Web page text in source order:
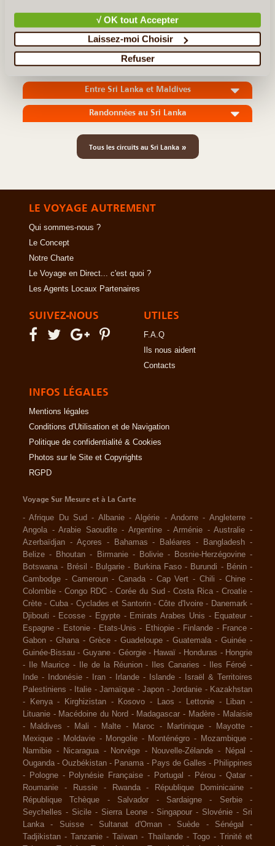
√ OK tout Accepter
Laissez-moi Choisir
Refuser
En détail ≻
L’hiver au Sri Lanka en famille
Entre Sri Lanka et Maldives
Randonnées au Sri Lanka
Tous les circuits au Sri Lanka»
LE VOYAGE AUTREMENT
Qui sommes-nous ?
Le Concept
Notre Charte
Le Voyage en Direct... c'est quoi ?
Les Agents Locaux Partenaires
SUIVEZ-NOUS UTILES
F.A.Q
Ils nous aident
Contacts
INFOS LÉGALES
Mentions légales
Conditions d'Utilisation et de Navigation
Politique de confidentialité & Cookies
Photos sur le Site et Copyrights
RGPD
Voyage Sur Mesure et à La Carte
-Afrique Du Sud - Albanie -Algérie -Andorre - Angleterre -
Angola -Arabie Saoudite -Argentine -Arménie -Australie -
Azerbaïdjan - Açores - Bahamas - Baléares - Bangladesh -
Belize - Bhoutan - Birmanie - Bolivie - Bosnie-Herzégovine -
Botswana - Brésil - Bulgarie - Burkina Faso - Burundi - Bénin -
Cambodge - Cameroun - Canada - Cap Vert - Chili -Chine -
Colombie - Congo RDC - Corée du Sud -Costa Rica -Croatie -
Crète - Cuba - Cyclades et Santorin -Côte d'Ivoire - Danemark -
Djibouti - Ecosse - Egypte - Emirats Arabes Unis - Equateur -
Espagne - Estonie - Etats-Unis - Ethiopie - Finlande - France -
Gabon - Ghana - Grèce - Guadeloupe - Guatemala - Guinée -
Guinée-Bissau - Guyane - Géorgie - Hawaï - Honduras - Hongrie
-
Ile Maurice - Ile de la Réunion - Iles Canaries - Iles Féroé -
Inde - Indonésie - Iran - Irlande - Islande -
Israël & Territoires
Palestiniens - Italie - Jamaïque - Japon - Jordanie - Kazakhstan
-
Kenya - Kirghizistan - Kosovo - Laos - Lettonie - Liban -
Lituanie - Macédoine du Nord - Madagascar - Madère - Malaisie
-
Maldives - Mali - Malte - Maroc - Martinique - Mayotte -
Mexique - Moldavie - Mongolie - Monténégro - Mozambique -
Namibie - Nicaragua - Norvège - Nouvelle-Zélande - Népal
-
Ouganda -Ouzbékistan - Panama - Pays de Galles - Philippines
-
Pologne - Polynésie Française - Portugal - Pérou -Qatar -
Roumanie
- Russie - Rwanda - République Dominicaine
-
République Tchèque
- Salvador - Sardaigne - Serbie
-
Seychelles - Sicile - Sierra Leone - Singapour - Slovénie - Sri
Lanka
- Suisse - Sultanat d'Oman - Suède - Sénégal
-
Tadjikistan -Tanzanie -Taïwan - Thaïlande - Togo - Trinité et